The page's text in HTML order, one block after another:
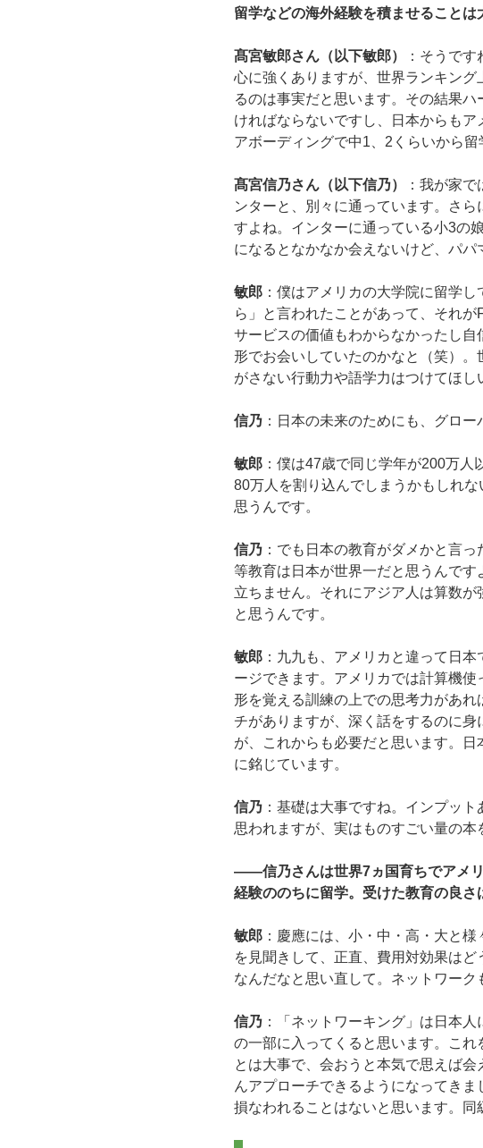
留学などの海外経験を積ませることは
髙宮敏郎さん（以下敏郎）
：そうで
心に強くありますが、世界ランキン
るのは事実だと思います。その結果
ければならないですし、日本からも
アボーディングで中1、2くらいから留
髙宮信乃さん（以下信乃）
：我が家
ンターと、別々に通っています。さ
すよね。インターに通っている小3の
になるとなかなか会えないけど、パパ
敏郎 ：僕はアメリカの大学院に留学
ら」と言われたことがあって、それ
サービスの価値もわからなかったし
形でお会いしていたのかなと（笑）
がさない行動力や語学力はつけてほし
信乃 ：日本の未来のためにも、グロ
敏郎 ：僕は47歳で同じ学年が200万
80万人を割り込んでしまうかもしれ
思うんです。
信乃 ：でも日本の教育がダメかと言
等教育は日本が世界一だと思うんで
立ちません。それにアジア人は算数
と思うんです。
敏郎 ：九九も、アメリカと違って日
ージできます。アメリカでは計算機
形を覚える訓練の上での思考力があ
チがありますが、深く話をするのに
が、これからも必要だと思います。
に銘じています。
信乃 ：基礎は大事ですね。インプッ
思われますが、実はものすごい量の本
――信乃さんは世界7ヵ国育ちでアメ
経験ののちに留学。受けた教育の良さ
敏郎 ：慶應には、小・中・高・大と
を見聞きして、正直、費用対効果は
なんだなと思い直して。ネットワーク
信乃 ：「ネットワーキング」は日本
の一部に入ってくると思います。こ
とは大事で、会おうと本気で思えば
んアプローチできるようになってき
損なわれることはないと思います。同